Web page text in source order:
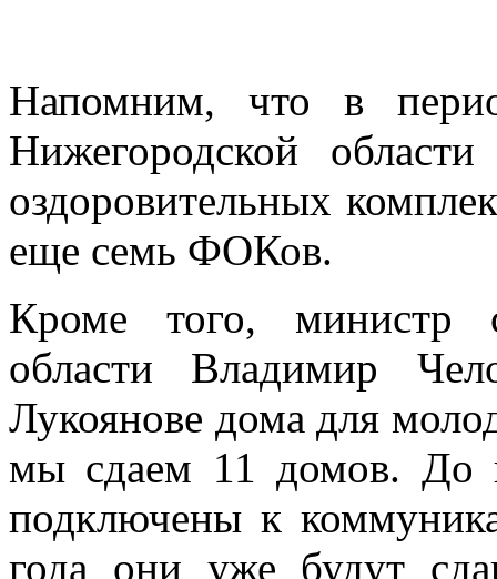
Напомним, что в
Нижегородской
оздоровительных
еще семь ФОКов.
Кроме того, министр
области Владимир
Лукоянове дома для
мы сдаем 11 домов. До
подключены к
года они уже будут